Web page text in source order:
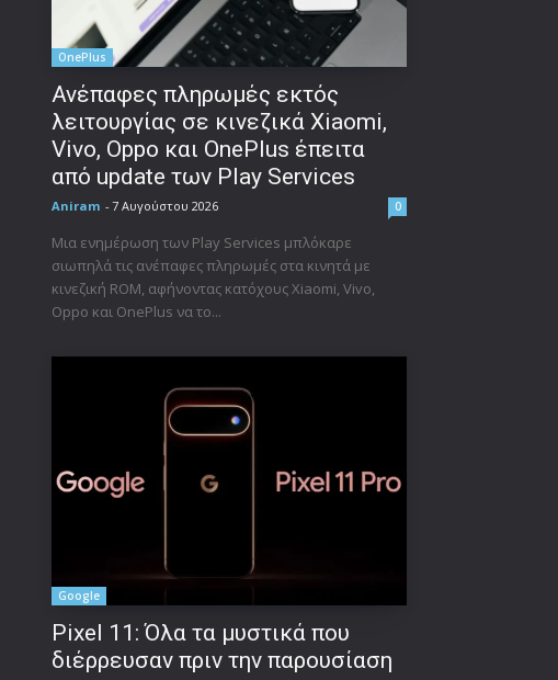
OnePlus
Ανέπαφες πληρωμές εκτός
λειτουργίας σε κινεζικά Xiaomi,
Vivo, Oppo και OnePlus έπειτα
από update των Play Services
Aniram - 7 Αυγούστου 2026 0
Μια ενημέρωση των Play Services μπλόκαρε
σιωπηλά τις ανέπαφες πληρωμές στα κινητά με
κινεζική ROM, αφήνοντας κατόχους Xiaomi, Vivo,
Oppo και OnePlus να το...
Google
Pixel 11: Όλα τα μυστικά που
διέρρευσαν πριν την παρουσίαση